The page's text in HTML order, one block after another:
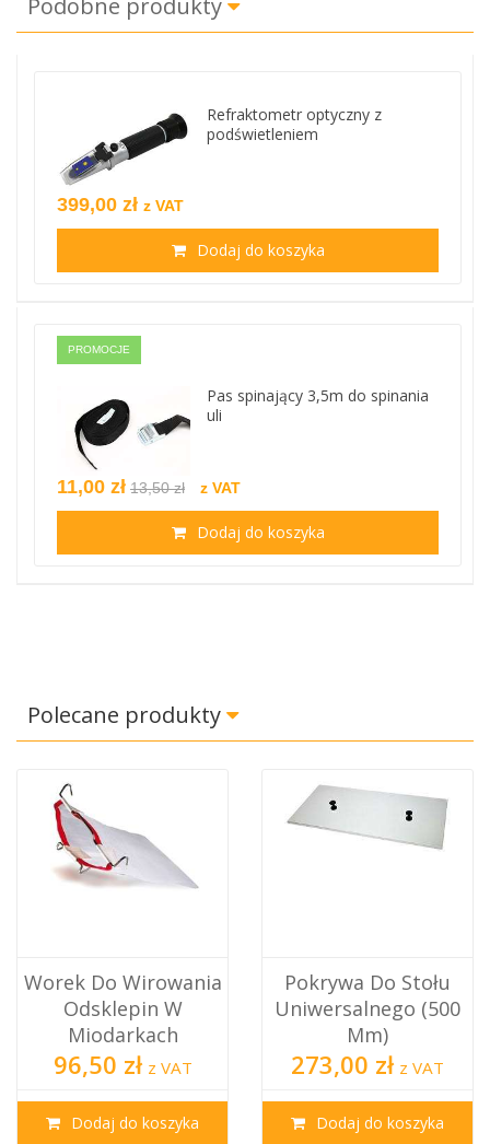
Refraktometr optyczny z
podświetleniem
399,00 zł z VAT
Dodaj do koszyka
PROMOCJE
Pas spinający 3,5m do spinania
uli
11,00 zł 13,50 zł z VAT
Dodaj do koszyka
Polecane produkty
Worek Do Wirowania
Odsklepin W
Miodarkach
96,50 zł z VAT
Dodaj do koszyka
Pokrywa Do Stołu
Uniwersalnego (500
Mm)
273,00 zł z VAT
Dodaj do koszyka